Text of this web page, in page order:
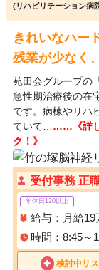
(リハビリテーション病
きれいなハー
残業が少なく
苑田会グループの
急性期治療後の在
です。病棟やリハ
ていて… ……《詳し
ク！》
受付事務 正
年休日120以上
給与：月給
時間：8:45～
検討中リ